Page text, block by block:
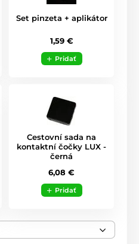
Set pinzeta + aplikátor
1,59 €
Pridať
Cestovní sada na
kontaktní čočky LUX -
černá
6,08 €
Pridať